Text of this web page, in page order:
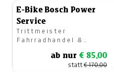
E-Bike Bosch Power
Service
Trittmeister
Fahrradhandel &
Messner)ab nur € 85,00
statt€ 170,00